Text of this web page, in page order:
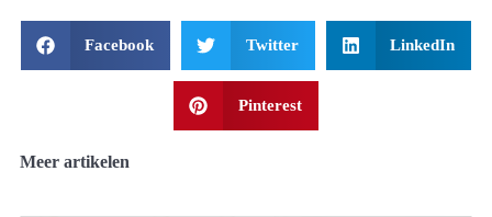
Facebook Twitter LinkedIn
Pinterest
Meer artikelen